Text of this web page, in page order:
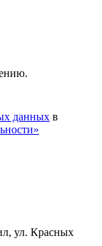
данных в
ул. Красных